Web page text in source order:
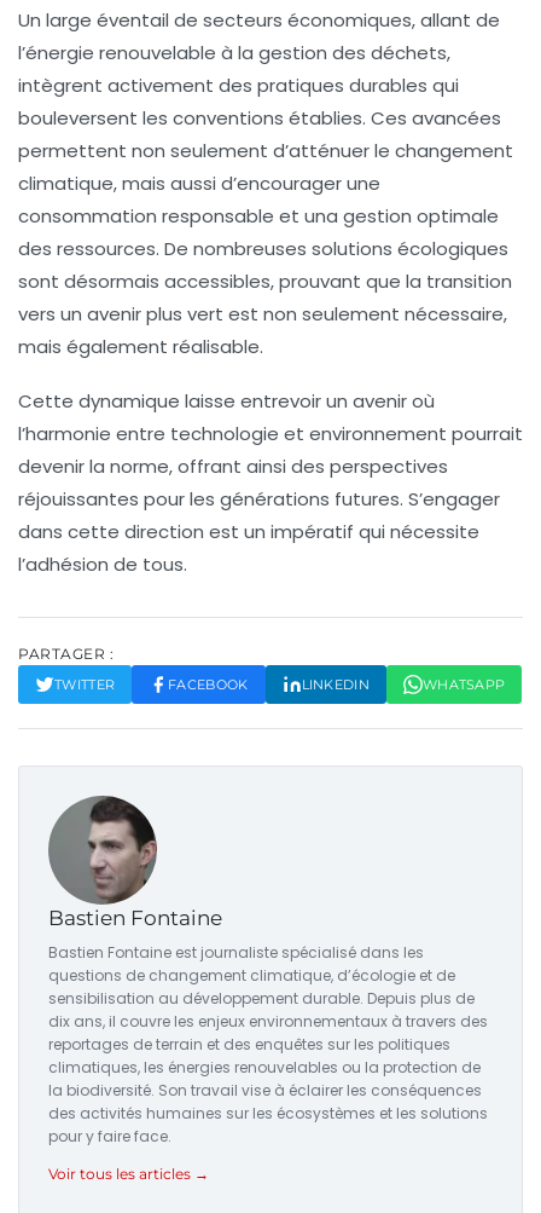
Un large éventail de secteurs économiques, allant de
l’énergie renouvelable à la gestion des déchets,
intègrent activement des pratiques durables qui
bouleversent les conventions établies. Ces avancées
permettent non seulement d’atténuer le changement
climatique, mais aussi d’encourager une
consommation responsable et una gestion optimale
des ressources. De nombreuses solutions écologiques
sont désormais accessibles, prouvant que la transition
vers un avenir plus vert est non seulement nécessaire,
mais également réalisable.
Cette dynamique laisse entrevoir un avenir où
l’harmonie entre technologie et environnement pourrait
devenir la norme, offrant ainsi des perspectives
réjouissantes pour les générations futures. S’engager
dans cette direction est un impératif qui nécessite
l’adhésion de tous.
PARTAGER :
TWITTER FACEBOOK LINKEDIN WHATSAPP
Bastien Fontaine
Bastien Fontaine est journaliste spécialisé dans les
questions de changement climatique, d’écologie et de
sensibilisation au développement durable. Depuis plus de
dix ans, il couvre les enjeux environnementaux à travers des
reportages de terrain et des enquêtes sur les politiques
climatiques, les énergies renouvelables ou la protection de
la biodiversité. Son travail vise à éclairer les conséquences
des activités humaines sur les écosystèmes et les solutions
pour y faire face.
Voir tous les articles →